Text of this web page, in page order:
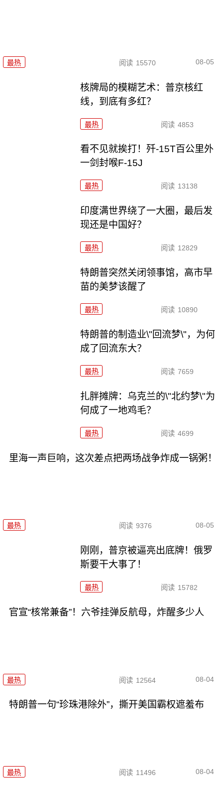
最热 阅读 15570 08-05
核牌局的模糊艺术：普京核红
线，到底有多红？
最热 阅读 4853
看不见就挨打！歼-15T百公里外
一剑封喉F-15J
最热 阅读 13138
印度满世界绕了一大圈，最后发
现还是中国好？
最热 阅读 12829
特朗普突然关闭领事馆，高市早
苗的美梦该醒了
最热 阅读 10890
特朗普的制造业\"回流梦\"，为何
成了回流东大？
最热 阅读 7659
扎胖摊牌：乌克兰的\"北约梦\"为
何成了一地鸡毛？
最热 阅读 4699
里海一声巨响，这次差点把两场战争炸成一锅粥！
最热 阅读 9376 08-05
刚刚，普京被逼亮出底牌！俄罗
斯要干大事了！
最热 阅读 15782
官宣“核常兼备”！六爷挂弹反航母，炸醒多少人
最热 阅读 12564 08-04
特朗普一句“珍珠港除外”，撕开美国霸权遮羞布
最热 阅读 11496 08-04